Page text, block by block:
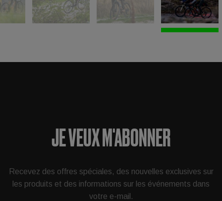
JE VEUX M'ABONNER
Recevez des offres spéciales, des nouvelles exclusives sur
les produits et des informations sur les événements dans
votre e-mail.